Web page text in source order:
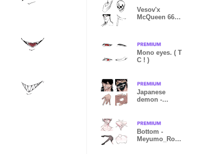
Vesov'x
McQueen 666 -
Mono eyes. ( T
C ! )
Japanese
demon -
Bottom -
Meyumo_Role